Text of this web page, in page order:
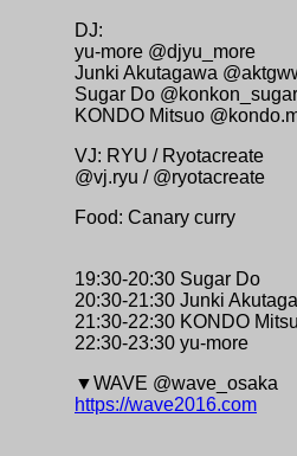
DJ:
yu-more @djyu_more
Junki Akutagawa
Sugar Do @konkon_sugar
KONDO Mitsuo
VJ: RYU / Ryotacreate
@vj.ryu / @ryotacreate
Food: Canary curry
19:30-20:30 Sugar Do
20:30-21:30 Junki
21:30-22:30 KONDO
22:30-23:30 yu-more
▼WAVE @wave_osaka
https://wave2016.com